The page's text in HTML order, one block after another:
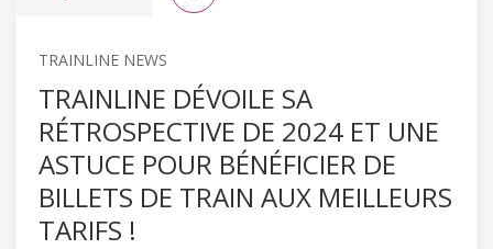
TRAINLINE NEWS
TRAINLINE DÉVOILE SA
RÉTROSPECTIVE DE 2024 ET UNE
ASTUCE POUR BÉNÉFICIER DE
BILLETS DE TRAIN AUX MEILLEURS
TARIFS !